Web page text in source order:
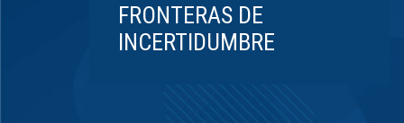
FRONTERAS DE
INCERTIDUMBRE